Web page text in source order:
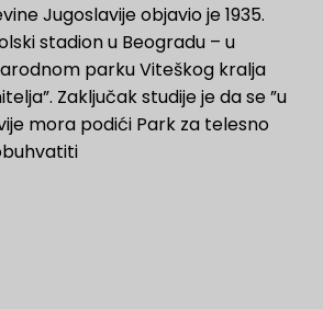
Jugoslavije objavio je 1935.
stadion u Beogradu – u
parku Viteškog kralja
Zaključak studije je da se ”u
mora podići Park za telesno